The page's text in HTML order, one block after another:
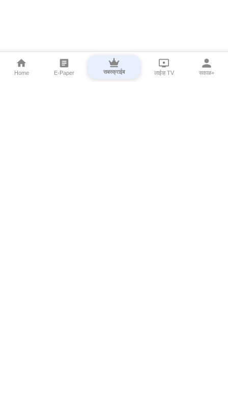
Home E-Paper सबस्क्राईब लाईव्ह TV सकाळ+